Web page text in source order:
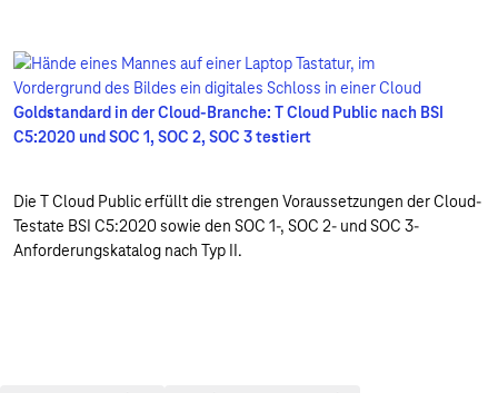
Goldstandard in der Cloud-Branche: T Cloud Public nach BSI
C5:2020 und SOC 1, SOC 2, SOC 3 testiert
Die T Cloud Public erfüllt die strengen Voraussetzungen der Cloud-
Testate BSI C5:2020 sowie den SOC 1-, SOC 2- und SOC 3-
Anforderungskatalog nach Typ II.